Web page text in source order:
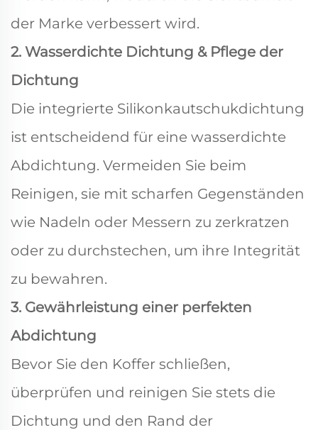
der Marke verbessert wird.
2. Wasserdichte Dichtung & Pflege der
Dichtung
Die integrierte Silikonkautschukdichtung
ist entscheidend für eine wasserdichte
Abdichtung. Vermeiden Sie beim
Reinigen, sie mit scharfen Gegenständen
wie Nadeln oder Messern zu zerkratzen
oder zu durchstechen, um ihre Integrität
zu bewahren.
3. Gewährleistung einer perfekten
Abdichtung
Bevor Sie den Koffer schließen,
überprüfen und reinigen Sie stets die
Dichtung und den Rand der